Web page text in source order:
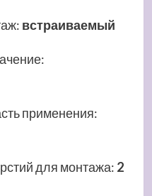
: встраиваемый
:
применения:
для монтажа: 2